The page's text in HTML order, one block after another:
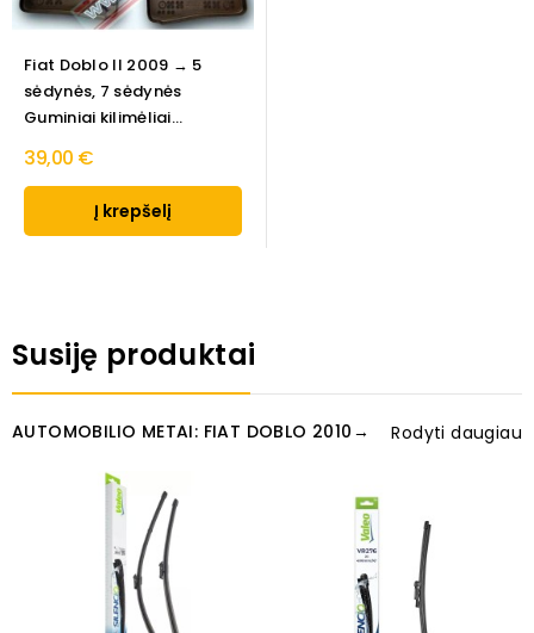
Fiat Doblo II 2009 → 5
sėdynės, 7 sėdynės
Guminiai kilimėliai...
39,00 €
Į krepšelį
Susiję produktai
AUTOMOBILIO METAI: FIAT DOBLO 2010→ Rodyti daugiau